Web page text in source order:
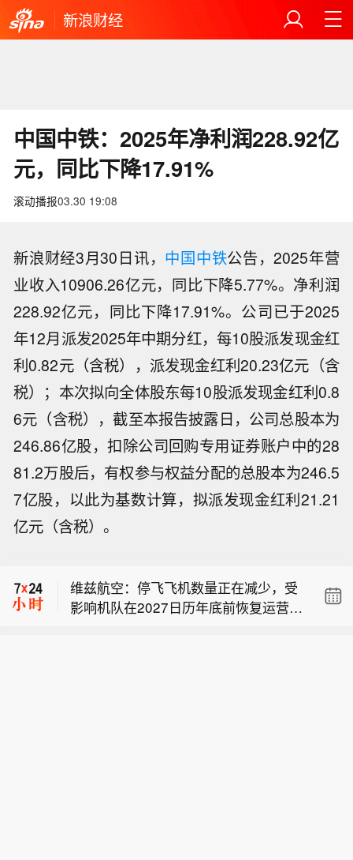
新浪财经
中国中铁：2025年净利润228.92亿
元，同比下降17.91%
滚动播报03.30 19:08
新浪财经3月30日讯， 中国中铁公告，2025年营
业收入10906.26亿元，同比下降5.77%。净利润
228.92亿元，同比下降17.91%。公司已于2025
年12月派发2025年中期分红，每10股派发现金红
利0.82元（含税），派发现金红利20.23亿元（含
税）；本次拟向全体股东每10股派发现金红利0.8
6元（含税），截至本报告披露日，公司总股本为
246.86亿股，扣除公司回购专用证券账户中的28
81.2万股后，有权参与权益分配的总股本为246.5
7亿股，以此为基数计算，拟派发现金红利21.21
亿元（含税）。
维兹航空：2027财年航空燃油已进行7
6%的套期保值，上限为每吨819美元；
维兹航空：停飞飞机数量正在减少，受
影响机队在2027日历年底前恢复运营的